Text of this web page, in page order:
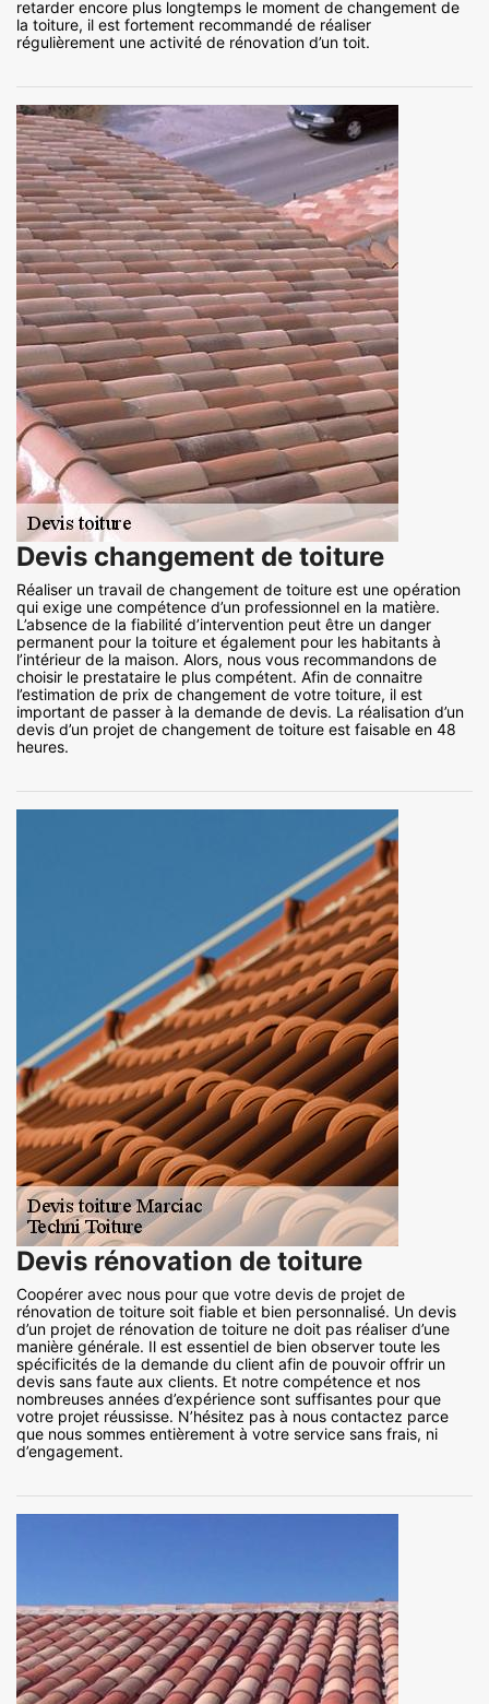
retarder encore plus longtemps le moment de changement de
la toiture, il est fortement recommandé de réaliser
régulièrement une activité de rénovation d’un toit.
Devis changement de toiture
Réaliser un travail de changement de toiture est une opération
qui exige une compétence d’un professionnel en la matière.
L’absence de la fiabilité d’intervention peut être un danger
permanent pour la toiture et également pour les habitants à
l’intérieur de la maison. Alors, nous vous recommandons de
choisir le prestataire le plus compétent. Afin de connaitre
l’estimation de prix de changement de votre toiture, il est
important de passer à la demande de devis. La réalisation d’un
devis d’un projet de changement de toiture est faisable en 48
heures.
Devis rénovation de toiture
Coopérer avec nous pour que votre devis de projet de
rénovation de toiture soit fiable et bien personnalisé. Un devis
d’un projet de rénovation de toiture ne doit pas réaliser d’une
manière générale. Il est essentiel de bien observer toute les
spécificités de la demande du client afin de pouvoir offrir un
devis sans faute aux clients. Et notre compétence et nos
nombreuses années d’expérience sont suffisantes pour que
votre projet réussisse. N’hésitez pas à nous contactez parce
que nous sommes entièrement à votre service sans frais, ni
d’engagement.